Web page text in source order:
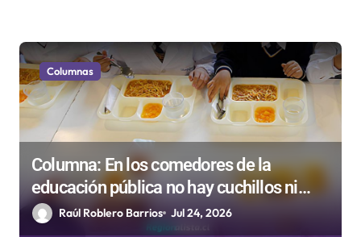
Columnas
Columna: En los comedores de la
educación pública no hay cuchillos ni
tenedores
Raúl Roblero Barrios Jul 24, 2026